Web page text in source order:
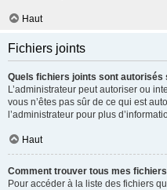
Haut
Fichiers joints
Quels fichiers joints sont autorisés
L’administrateur peut autoriser ou
vous n’êtes pas sûr de ce qui est
l’administrateur pour plus
Haut
Comment trouver tous mes
Pour accéder à la liste des fichiers